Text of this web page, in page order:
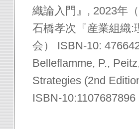
織論入門』, 2023年
石橋孝次『産業組織:
会） ISBN-10:
Belleflamme, P.,
Strategies (2nd
ISBN-